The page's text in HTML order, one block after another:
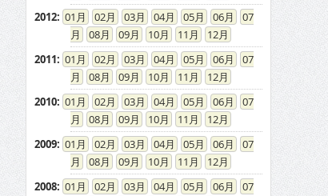
2012: 01 02 03 04 05 06
07
08
09 10 11
12
2011: 01 02 03 04 05 06
07
08
09 10 11
12
2010: 01 02 03 04 05 06
07
08
09 10 11
12
2009: 01 02 03 04 05 06
07
08
09 10 11
12
2008: 01 02 03 04 05 06
07